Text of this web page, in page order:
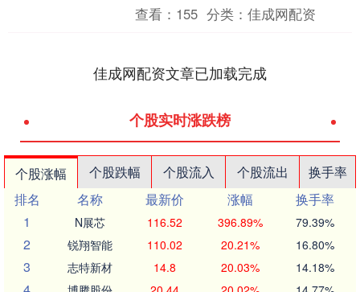
市创新能力与未来潜力的“金字招牌”。梅
林街道在这股创新浪潮....
查看： 155 分类：佳成网配资
佳成网配资文章已加载完成
个股实时涨跌榜
个股涨幅 个股跌幅 个股流入 个股流出
换手率
排名
名称 最新价 涨幅
换手率
1
N展芯 116.52 396.89% 79.39%
2 锐翔智能 110.02 20.21% 16.80%
3 志特新材 14.8 20.03% 14.18%